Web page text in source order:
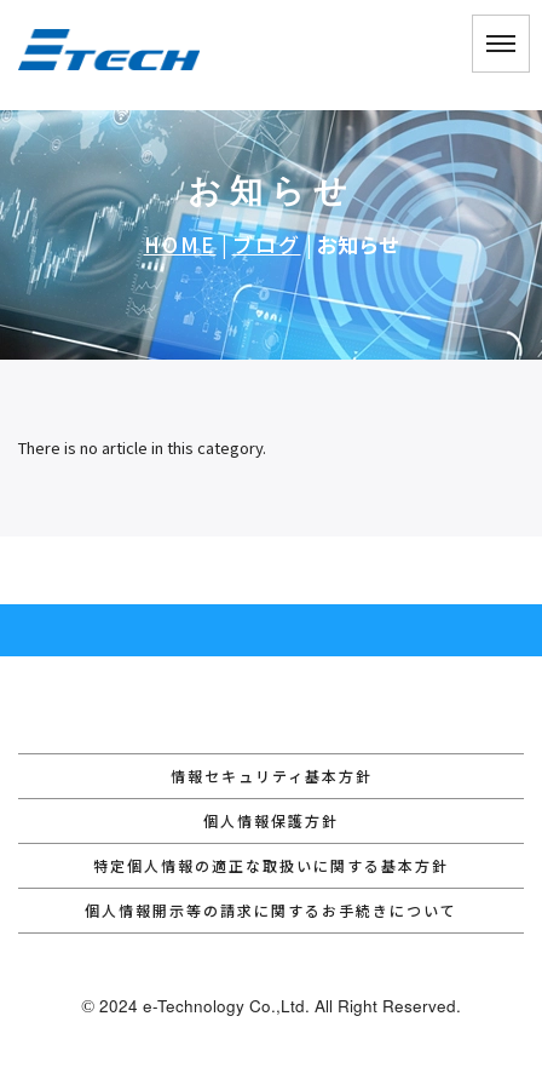
お知らせ
HOME|ブログ|お知らせ
There is no article in this category.
情報セキュリティ基本方針
個人情報保護方針
特定個人情報の適正な取扱いに関する基本方針
個人情報開示等の請求に関するお手続きについて
© 2024 e-Technology Co.,Ltd. All Right Reserved.